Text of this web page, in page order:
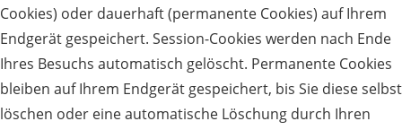
Cookies) oder dauerhaft (permanente Cookies) auf Ihrem
Endgerät gespeichert. Session-Cookies werden nach Ende
Ihres Besuchs automatisch gelöscht. Permanente Cookies
bleiben auf Ihrem Endgerät gespeichert, bis Sie diese selbst
löschen oder eine automatische Löschung durch Ihren